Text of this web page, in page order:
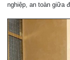
nghiệp, an toàn giữa